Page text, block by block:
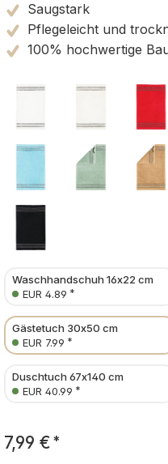
Saugstark
Pflegeleicht und
100% hochwertige
Waschhandschuh 16x22 cm
EUR 4.89 *
Gästetuch 30x50 cm
EUR 7.99 *
Duschtuch 67x140 cm
EUR 40.99 *
7,99 € *